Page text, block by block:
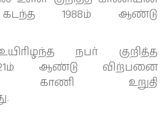
கடந்த 1988ம் ஆண்டு
நபர் குறித்த
ஆண்டு விற்பனை
காணி உறுதி